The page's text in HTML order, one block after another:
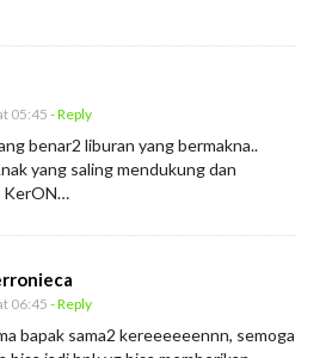
05:45 - Reply
benar2 liburan yang bermakna..
yang saling mendukung dan
KerON…
06:45 - Reply
bapak sama2 kereeeeeennn, semoga